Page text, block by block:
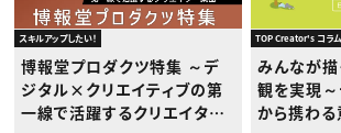
スキルアップしたい！
博報堂プロダクツ特集 ～デ
ジタル×クリエイティブの第
一線で活躍するクリエイター
TOP Creator's コラム
みんなが
観を実現
から携わる